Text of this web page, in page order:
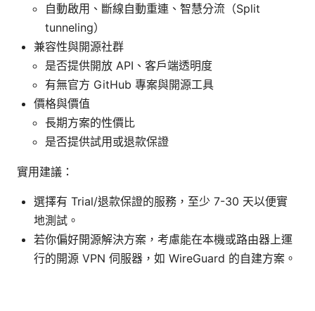
自動啟用、斷線自動重連、智慧分流（Split
tunneling）
兼容性與開源社群
是否提供開放 API、客戶端透明度
有無官方 GitHub 專案與開源工具
價格與價值
長期方案的性價比
是否提供試用或退款保證
實用建議：
選擇有 Trial/退款保證的服務，至少 7-30 天以便實
地測試。
若你偏好開源解決方案，考慮能在本機或路由器上運
行的開源 VPN 伺服器，如 WireGuard 的自建方案。